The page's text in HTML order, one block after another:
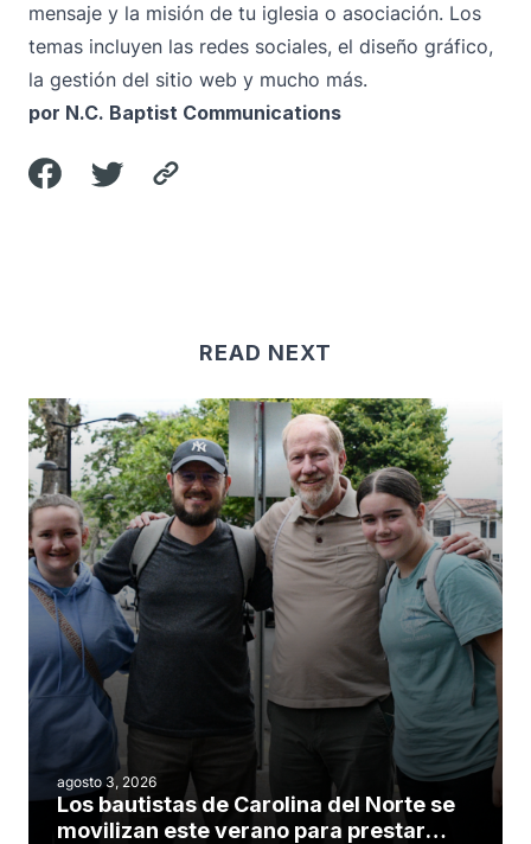
mensaje y la misión de tu iglesia o asociación. Los
temas incluyen las redes sociales, el diseño gráfico,
la gestión del sitio web y mucho más.
por N.C. Baptist Communications
READ NEXT
agosto 3, 2026
Los bautistas de Carolina del Norte se
movilizan este verano para prestar